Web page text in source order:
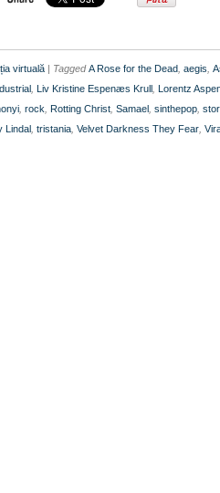
virtuală | TaggedA Rose for the Dead aegis
Liv Kristine Espenæs Krull Lorentz
rock Rotting Christ Samael sinthepop
Lindal tristania Velvet Darkness They Fear